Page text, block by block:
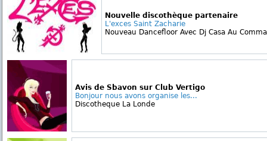
Nouvelle discothèque partenaire
L'exces Saint Zacharie
Nouveau Dancefloor Avec Dj Casa Au
Avis de Sbavon sur Club Vertigo
Bonjour nous avons organise les...
Discotheque La Londe